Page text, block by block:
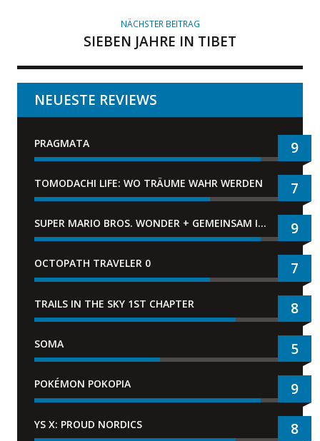
NÄCHSTER BEITRAG
SIEBEN JAHRE IN TIBET
NEUESTE REVIEWS
PRAGMATA 9
TOMODACHI LIFE: WO TRÄUME WAHR WERDEN 7
SUPER MARIO BROS. WONDER + GEMEINSAM IM BELLABEL-PARK 9
OCTOPATH TRAVELER 0 7
TRAILS IN THE SKY 1ST CHAPTER 8
SOMA 5
POKÉMON POKOPIA 9
YS X: PROUD NORDICS 8